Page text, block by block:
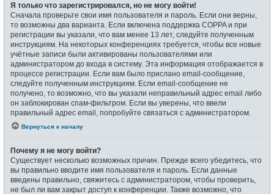
Я только что зарегистрировался, но не могу войти!
Сначала проверьте свои имя пользователя и пароль. Если они верны,
то возможны два варианта. Если включена поддержка COPPA и при
регистрации вы указали, что вам менее 13 лет, следуйте полученным
инструкциям. На некоторых конференциях требуется, чтобы все новые
учётные записи были активированы пользователями или
администратором до входа в систему. Эта информация отображается в
процессе регистрации. Если вам было прислано email-сообщение,
следуйте полученным инструкциям. Если email-сообщение не
получено, то возможно, что вы указали неправильный адрес email либо
он заблокирован спам-фильтром. Если вы уверены, что ввели
правильный адрес email, попробуйте связаться с администратором.
Вернуться к началу
Почему я не могу войти?
Существует несколько возможных причин. Прежде всего убедитесь, что
вы правильно вводите имя пользователя и пароль. Если данные
введены правильно, свяжитесь с администратором, чтобы проверить,
не был ли вам закрыт доступ к конференции. Также возможно, что